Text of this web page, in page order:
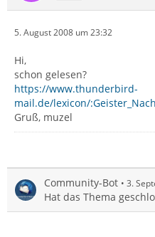
5. August 2008 um 23:32
Hi,
schon gelesen?
https://www.thunderbird-
mail.de/lexicon/
Gruß, muzel
Community-Bot 3.
Hat das Thema